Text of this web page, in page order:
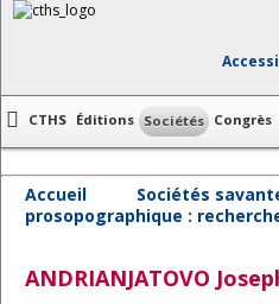
CTHS Éditions Sociétés Congrès
Accueil Sociétés
prosopographique :
ANDRIANJATOVO